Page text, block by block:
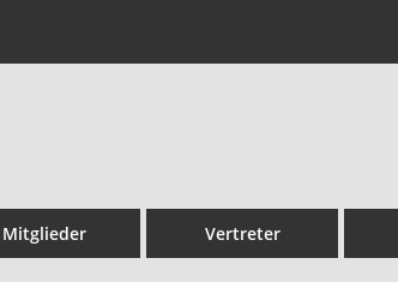
Mitglieder Vertreter